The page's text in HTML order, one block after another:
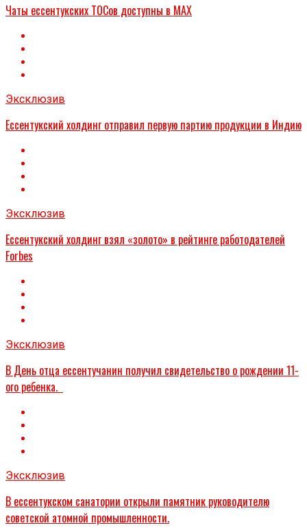
Чаты ессентукских ТОСов доступны в МАХ
Эксклюзив
Ессентукский холдинг отправил первую партию продукции в Индию
Эксклюзив
Ессентукский холдинг взял «золото» в рейтинге работодателей
Forbes
Эксклюзив
В День отца ессентучанин получил свидетельство о рождении 11-
ого ребенка.
Эксклюзив
В ессентукском санатории открыли памятник руководителю
советской атомной промышленности.